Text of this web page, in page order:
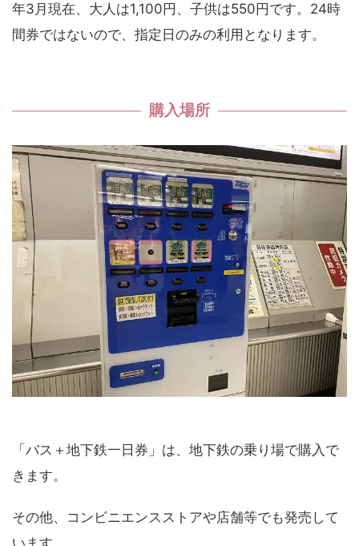
年3月現在、大人は1,100円、子供は550円です。24時
間券ではないので、指定日のみの利用となります。
購入場所
「バス＋地下鉄一日券」は、地下鉄の乗り場で購入で
きます。
その他、コンビニエンスストアや店舗等でも発売して
います。